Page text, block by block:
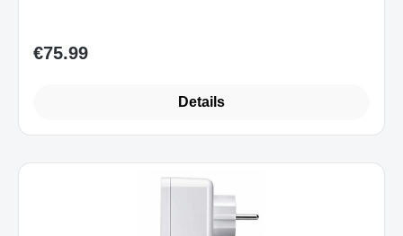
Regular price:
€75.99
Details